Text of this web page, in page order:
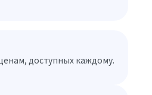
доступных каждому.